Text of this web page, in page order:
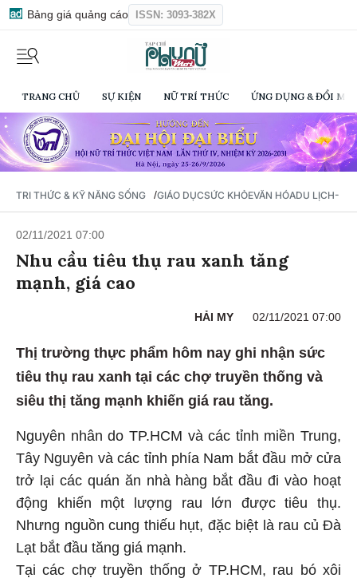
Bảng giá quảng cáo ISSN: 3093-382X
TRANG CHỦ SỰ KIỆN NỮ TRÍ THỨC ỨNG DỤNG & ĐỔI
TRI THỨC & KỸ NĂNG SỐNG /GIÁO DỤCSỨC KHỎEVĂN HÓADU LỊCH-
02/11/2021 07:00
Nhu cầu tiêu thụ rau xanh tăng
mạnh, giá cao
HẢI MY 02/11/2021 07:00
Thị trường thực phẩm hôm nay ghi nhận sức
tiêu thụ rau xanh tại các chợ truyền thống và
siêu thị tăng mạnh khiến giá rau tăng.
Nguyên nhân do TP.HCM và các tỉnh miền Trung,
Tây Nguyên và các tỉnh phía Nam bắt đầu mở cửa
trở lại các quán ăn nhà hàng bắt đầu đi vào hoạt
động khiến một lượng rau lớn được tiêu thụ.
Nhưng nguồn cung thiếu hụt, đặc biệt là rau củ Đà
Lạt bắt đầu tăng giá mạnh.
Tại các chợ truyền thống ở TP.HCM, rau bó xôi